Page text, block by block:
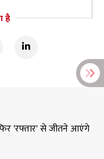
है
फिर 'रफ्तार' से जीतने आएंगे